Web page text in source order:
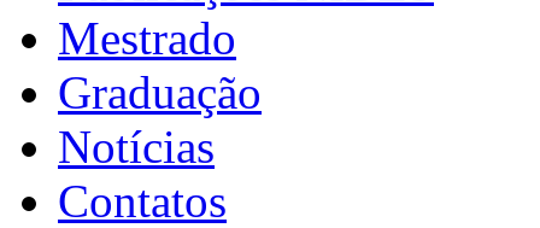
Mestrado
Graduação
Notícias
Contatos